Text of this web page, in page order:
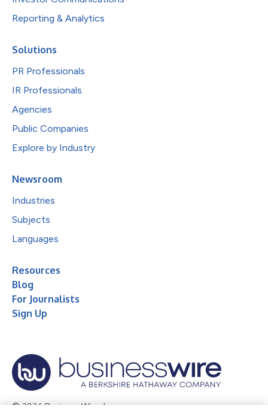
Reporting & Analytics
Solutions
PR Professionals
IR Professionals
Agencies
Public Companies
Explore by Industry
Newsroom
Industries
Subjects
Languages
Resources
Blog
For Journalists
Sign Up
© 2026 Business Wire, Inc.